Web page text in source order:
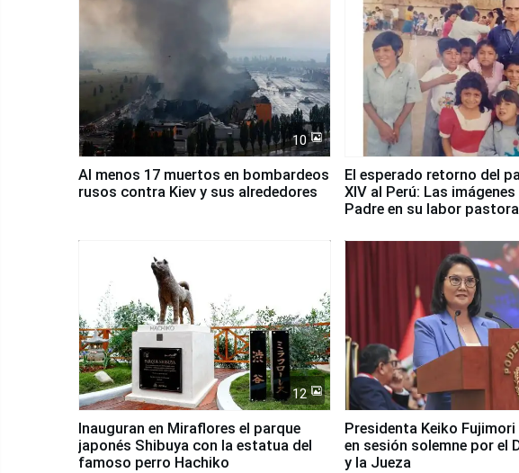
10
Al menos 17 muertos en bombardeos
rusos contra Kiev y sus alrededores
El esperado retorno del
XIV al Perú: Las
Padre en su labor
12
Inauguran en Miraflores el parque
japonés Shibuya con la estatua del
famoso perro Hachiko
Presidenta Keiko
en sesión solemne por el
y la Jueza